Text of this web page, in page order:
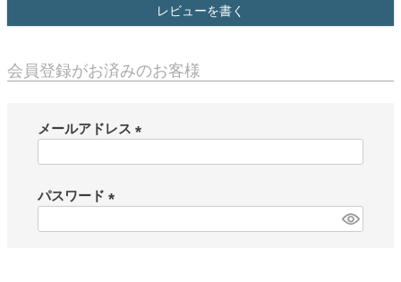
レビューを書く
会員登録がお済みのお客様
メールアドレス
パスワード